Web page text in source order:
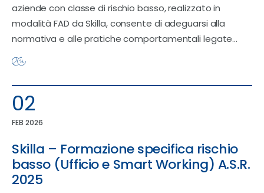
aziende con classe di rischio basso, realizzato in
modalità FAD da Skilla, consente di adeguarsi alla
normativa e alle pratiche comportamentali legate…
02
FEB 2026
Skilla – Formazione specifica rischio
basso (Ufficio e Smart Working) A.S.R.
2025